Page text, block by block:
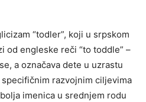
“todler”, koji u srpskom
od engleske reči “to toddle” –
a označava dete u uzrastu
razvojnim ciljevima
imenica u srednjem rodu